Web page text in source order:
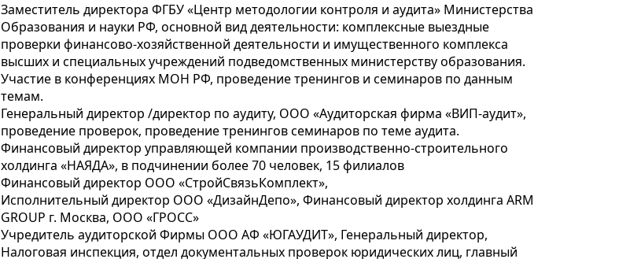
Заместитель директора ФГБУ «Центр методологии контроля и аудита» Министерства
Образования и науки РФ, основной вид деятельности: комплексные выездные
проверки финансово-хозяйственной деятельности и имущественного комплекса
высших и специальных учреждений подведомственных министерству образования.
Участие в конференциях МОН РФ, проведение тренингов и семинаров по данным
темам.
Генеральный директор /директор по аудиту, ООО «Аудиторская фирма «ВИП-аудит»,
проведение проверок, проведение тренингов семинаров по теме аудита.
Финансовый директор управляющей компании производственно-строительного
холдинга «НАЯДА», в подчинении более 70 человек, 15 филиалов
Финансовый директор ООО «СтройСвязьКомплект»,
Исполнительный директор ООО «ДизайнДепо», Финансовый директор холдинга АRM
GROUP г. Москва, ООО «ГРОСС»
Учредитель аудиторской Фирмы ООО АФ «ЮГАУДИТ», Генеральный директор,
Налоговая инспекция, отдел документальных проверок юридических лиц, главный